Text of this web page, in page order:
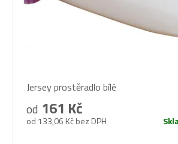
hodnocení
produktu
je
Jersey prostěradlo bílé
od 133,06 Kč bez DPH
od 161 Kč